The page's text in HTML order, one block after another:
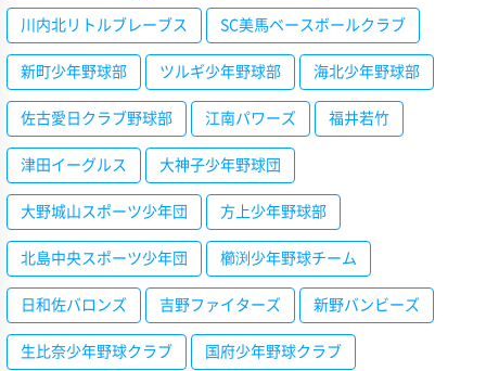
川内北リトルブレーブス SC美馬ベースボールクラブ
新町少年野球部 ツルギ少年野球部 海北少年野球部
佐古愛日クラブ野球部 江南パワーズ 福井若竹
津田イーグルス 大神子少年野球団
大野城山スポーツ少年団 方上少年野球部
北島中央スポーツ少年団 櫛渕少年野球チーム
日和佐バロンズ 吉野ファイターズ 新野バンビーズ
生比奈少年野球クラブ 国府少年野球クラブ